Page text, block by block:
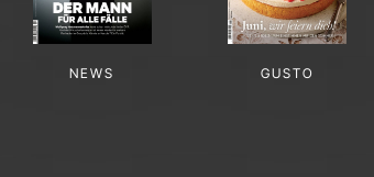
NEWS GUSTO